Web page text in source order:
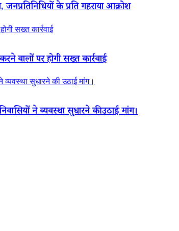
के प्रति गहराया आक्रोश
सख्त कार्रवाई
वालों पर होगी सख्त कार्रवाई
सुधारने की उठाई मांग।
ने व्यवस्था सुधारने की उठाई मांग।